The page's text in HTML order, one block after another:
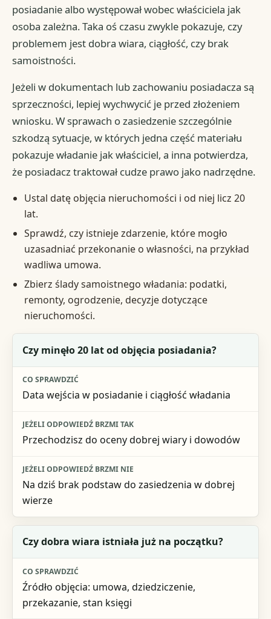
posiadanie albo występował wobec właściciela jak
osoba zależna. Taka oś czasu zwykle pokazuje, czy
problemem jest dobra wiara, ciągłość, czy brak
samoistności.
Jeżeli w dokumentach lub zachowaniu posiadacza są
sprzeczności, lepiej wychwycić je przed złożeniem
wniosku. W sprawach o zasiedzenie szczególnie
szkodzą sytuacje, w których jedna część materiału
pokazuje władanie jak właściciel, a inna potwierdza,
że posiadacz traktował cudze prawo jako nadrzędne.
Ustal datę objęcia nieruchomości i od niej licz 20
lat.
Sprawdź, czy istnieje zdarzenie, które mogło
uzasadniać przekonanie o własności, na przykład
wadliwa umowa.
Zbierz ślady samoistnego władania: podatki,
remonty, ogrodzenie, decyzje dotyczące
nieruchomości.
Pytanie kontrolne
Co sprawdzić
Jeżeli odpowiedź brzmi tak
Czy minęło 20 lat od objęcia posiadania?
Data wejścia w posiadanie i ciągłość władania
Przechodzisz do oceny dobrej wiary i dowodów
Na dziś brak podstaw do zasiedzenia w dobrej
wierze
Czy dobra wiara istniała już na początku?
Źródło objęcia: umowa, dziedziczenie,
przekazanie, stan księgi